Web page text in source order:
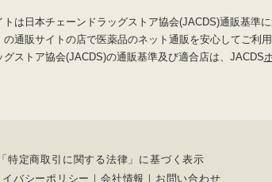
トは日本チェーンドラッグストア協会(JACDS)通販基準に
の通販サイトの店で医薬品のネット通販を安心してご利用
グストア協会(JACDS)の通販基準及び適合店は、JACDS
「特定商取引に関する法律」に基づく表示
イバシーポリシー
会社情報 お問い合わせ